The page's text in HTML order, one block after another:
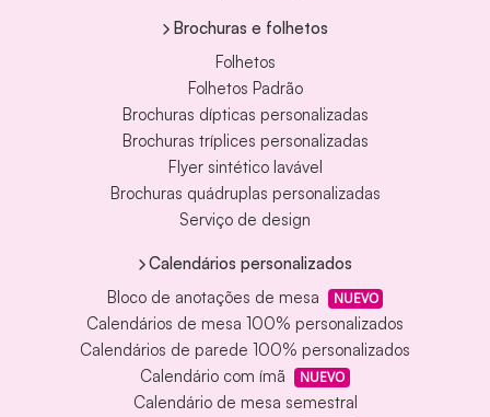
Brochuras e folhetos
Folhetos
Folhetos Padrão
Brochuras dípticas personalizadas
Brochuras tríplices personalizadas
Flyer sintético lavável
Brochuras quádruplas personalizadas
Serviço de design
Calendários personalizados
Bloco de anotações de mesa
NUEVO
Calendários de mesa 100% personalizados
Calendários de parede 100% personalizados
Calendário com ímã
NUEVO
Calendário de mesa semestral